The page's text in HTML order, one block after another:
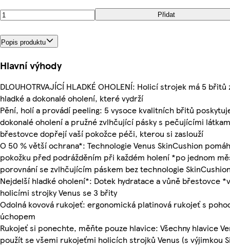
Přidat
Popis produktu
Hlavní výhody
DLOUHOTRVAJÍCÍ HLADKÉ OHOLENÍ: Holicí strojek má 5
hladké a dokonalé oholení, které vydrží
Pění, holí a provádí peeling: 5 vysoce kvalitních břitů
dokonalé oholení a pružné zvlhčující pásky s pečujícími
břestovce dopřejí vaší pokožce péči, kterou si zaslouží
O 50 % větší ochrana*: Technologie Venus SkinCushion
pokožku před podrážděním při každém holení *po jednom
porovnání se zvlhčujícím páskem bez technologie
Nejdelší hladké oholení*: Dotek hydratace a vůně břestovce
holicími strojky Venus se 3 břity
Odolná kovová rukojeť: ergonomická platinová rukojeť s
úchopem
Rukojeť si ponechte, měňte pouze hlavice: Všechny hlavice
použít se všemi rukojeťmi holicích strojků Venus (s výjimkou